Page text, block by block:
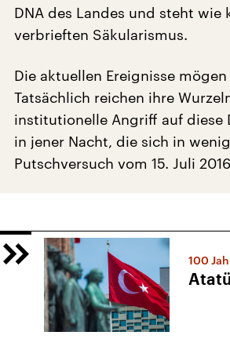
DNA des Landes und steht wie
verbrieften Säkularismus.
Die aktuellen Ereignisse
Tatsächlich reichen ihre
institutionelle Angriff auf diese
in jener Nacht, die sich in
Putschversuch vom 15. Juli
100